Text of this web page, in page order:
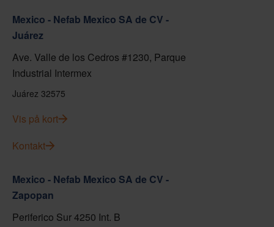
Mexico - Nefab Mexico SA de CV -
Juárez
Ave. Valle de los Cedros #1230, Parque
Industrial Intermex
Juárez 32575
Vis på kort
Kontakt
Mexico - Nefab Mexico SA de CV -
Zapopan
Periferico Sur 4250 Int. B